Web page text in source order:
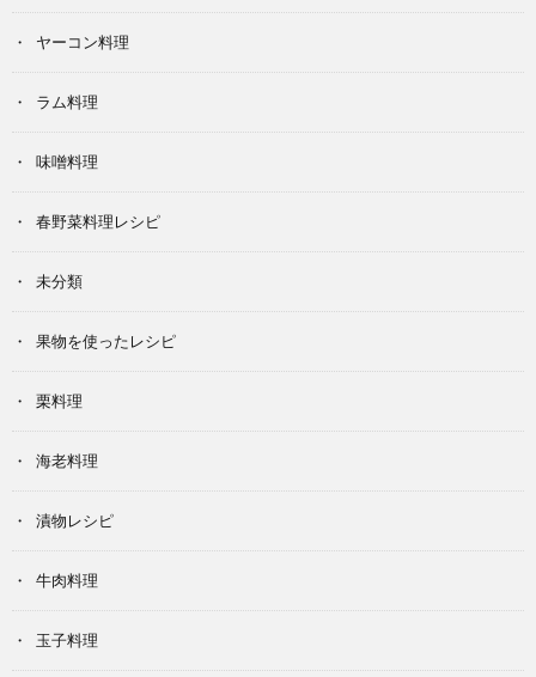
ヤーコン料理
ラム料理
味噌料理
春野菜料理レシピ
未分類
果物を使ったレシピ
栗料理
海老料理
漬物レシピ
牛肉料理
玉子料理